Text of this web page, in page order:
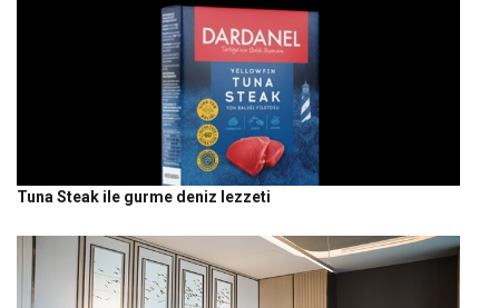
Tuna Steak ile gurme deniz lezzeti